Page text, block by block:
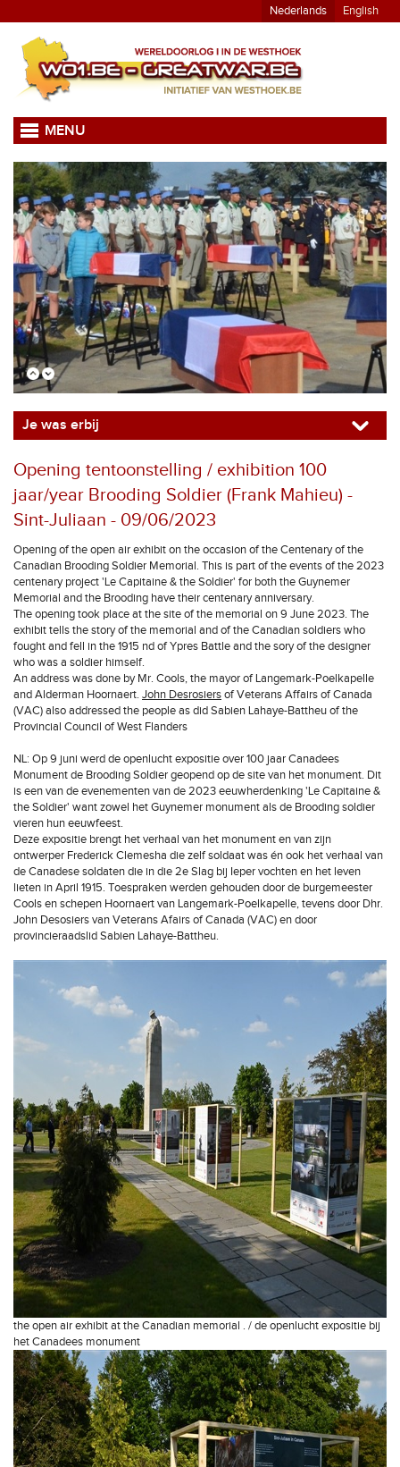
Nederlands English
MENU
Je was erbij
Opening tentoonstelling / exhibition 100
jaar/year Brooding Soldier (Frank Mahieu) -
Sint-Juliaan - 09/06/2023
Opening of the open air exhibit on the occasion of the Centenary of the
Canadian Brooding Soldier Memorial. This is part of the events of the 2023
centenary project 'Le Capitaine & the Soldier' for both the Guynemer
Memorial and the Brooding have their centenary anniversary.
The opening took place at the site of the memorial on 9 June 2023. The
exhibit tells the story of the memorial and of the Canadian soldiers who
fought and fell in the 1915 nd of Ypres Battle and the sory of the designer
who was a soldier himself.
An address was done by Mr. Cools, the mayor of Langemark-Poelkapelle
and Alderman Hoornaert. John Desrosiersof Veterans Affairs of Canada
(VAC) also addressed the people as did Sabien Lahaye-Battheu of the
Provincial Council of West Flanders
NL: Op 9 juni werd de openlucht expositie over 100 jaar Canadees
Monument de Brooding Soldier geopend op de site van het monument. Dit
is een van de evenementen van de 2023 eeuwherdenking 'Le Capitaine &
the Soldier' want zowel het Guynemer monument als de Brooding soldier
vieren hun eeuwfeest.
Deze expositie brengt het verhaal van het monument en van zijn
ontwerper Frederick Clemesha die zelf soldaat was én ook het verhaal van
de Canadese soldaten die in die 2e Slag bij Ieper vochten en het leven
lieten in April 1915. Toespraken werden gehouden door de burgemeester
Cools en schepen Hoornaert van Langemark-Poelkapelle, tevens door Dhr.
John Desosiers van Veterans Afairs of Canada (VAC) en door
provincieraadslid Sabien Lahaye-Battheu.
the open air exhibit at the Canadian memorial . / de openlucht expositie bij
het Canadees monument